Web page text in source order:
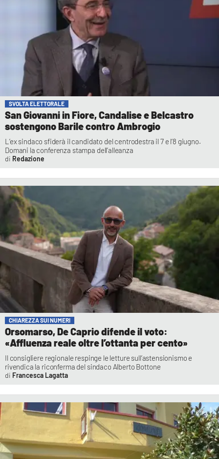
SVOLTA ELETTORALE
San Giovanni in Fiore, Candalise e Belcastro
sostengono Barile contro Ambrogio
L’ex sindaco sfiderà il candidato del centrodestra il 7 e l’8 giugno.
Domani la conferenza stampa dell’alleanza
Redazione
CHIAREZZA SUI NUMERI
Orsomarso, De Caprio difende il voto:
«Affluenza reale oltre l’ottanta per cento»
Il consigliere regionale respinge le letture sull’astensionismo e
rivendica la riconferma del sindaco Alberto Bottone
Francesca Lagatta